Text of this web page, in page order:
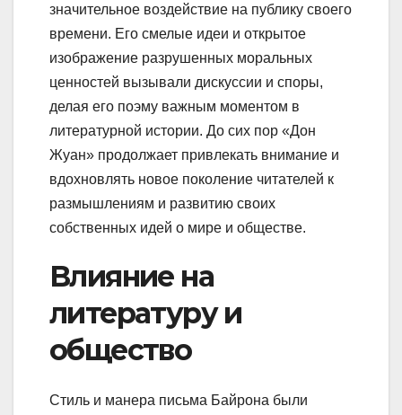
значительное воздействие на публику своего
времени. Его смелые идеи и открытое
изображение разрушенных моральных
ценностей вызывали дискуссии и споры,
делая его поэму важным моментом в
литературной истории. До сих пор «Дон
Жуан» продолжает привлекать внимание и
вдохновлять новое поколение читателей к
размышлениям и развитию своих
собственных идей о мире и обществе.
Влияние на
литературу и
общество
Стиль и манера письма Байрона были